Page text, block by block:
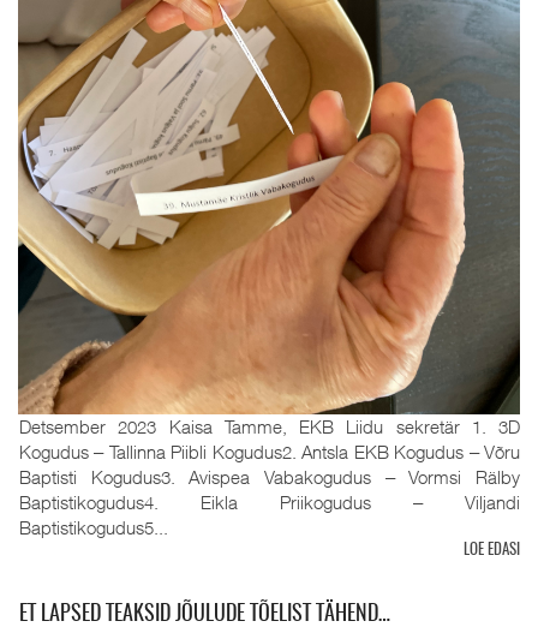
Detsember 2023 Kaisa Tamme, EKB Liidu sekretär 1. 3D
Kogudus ‒ Tallinna Piibli Kogudus2. Antsla EKB Kogudus ‒ Võru
Baptisti Kogudus3. Avispea Vabakogudus ‒ Vormsi Rälby
Baptistikogudus4. Eikla Priikogudus ‒ Viljandi
Baptistikogudus5...
LOE EDASI
ET LAPSED TEAKSID JÕULUDE TÕELIST TÄHEND…